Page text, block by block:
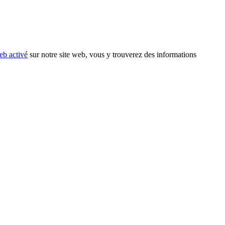
activé sur notre site web, vous y trouverez des informations